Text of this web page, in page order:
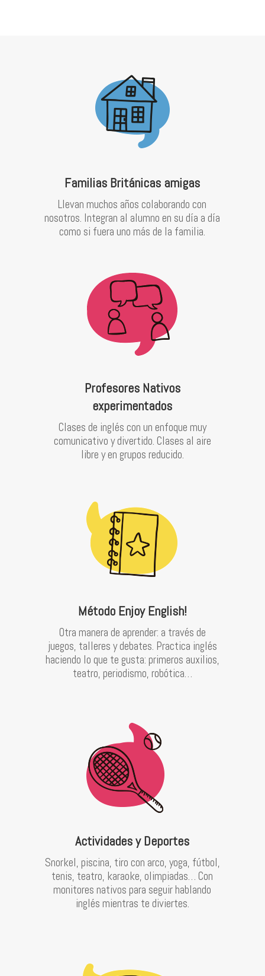
Familias Británicas amigas
Llevan muchos años colaborando con
nosotros. Integran al alumno en su día a día
como si fuera uno más de la familia.
Profesores Nativos
experimentados
Clases de inglés con un enfoque muy
comunicativo y divertido. Clases al aire
libre y en grupos reducido.
Método Enjoy English!
Otra manera de aprender: a través de
juegos, talleres y debates. Practica inglés
haciendo lo que te gusta: primeros auxilios,
teatro, periodismo, robótica…
Actividades y Deportes
Snorkel, piscina, tiro con arco, yoga, fútbol,
tenis, teatro, karaoke, olimpiadas… Con
monitores nativos para seguir hablando
inglés mientras te diviertes.